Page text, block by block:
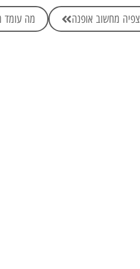
צפיה מחשוב אופנה מה עומד